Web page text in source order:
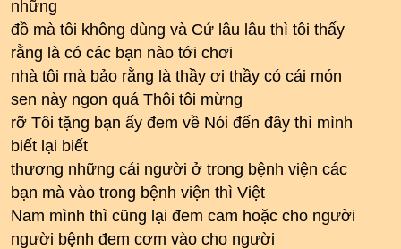
những
đồ mà tôi không dùng và Cứ lâu lâu thì tôi thấy
rằng là có các bạn nào tới chơi
nhà tôi mà bảo rằng là thầy ơi thầy có cái món
sen này ngon quá Thôi tôi mừng
rỡ Tôi tặng bạn ấy đem về Nói đến đây thì mình
biết lại biết
thương những cái người ở trong bệnh viện các
bạn mà vào trong bệnh viện thì Việt
Nam mình thì cũng lại đem cam hoặc cho người
người bệnh đem cơm vào cho người